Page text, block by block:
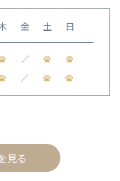
金 土 日
／
／
見る